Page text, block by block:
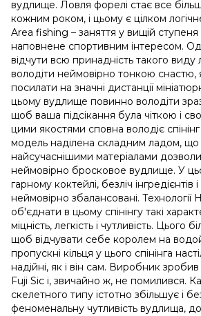
вудлище. Ловля форелі стає все
кожним роком, і цьому є цілком
Area fishing – заняття у вищій ступеня
наповнене спортивним інтересом.
відчути всю принадність такого виду
володіти неймовірно тонкою снастю,
посилати на значні дистанції
цьому вудлище повинно володіти
щоб ваша підсікання була чіткою і
цими якостями сповна володіє
модель наділена складним ладом, що
найсучаснішими матеріалами
неймовірно бросковое вудлище. У
гарному коктейлі, безліч інгредієнтів
неймовірно збалансовані. Технології
об'єднати в цьому спінінгу такі
міцність, легкість і чутливість. Цього
щоб відчувати себе королем на
пропускні кільця у цього спінінга
надійні, як і він сам. Виробник
Fuji Sic і, звичайно ж, не помилився.
скелетного типу істотно збільшує і
феноменальну чутливість вудлища,